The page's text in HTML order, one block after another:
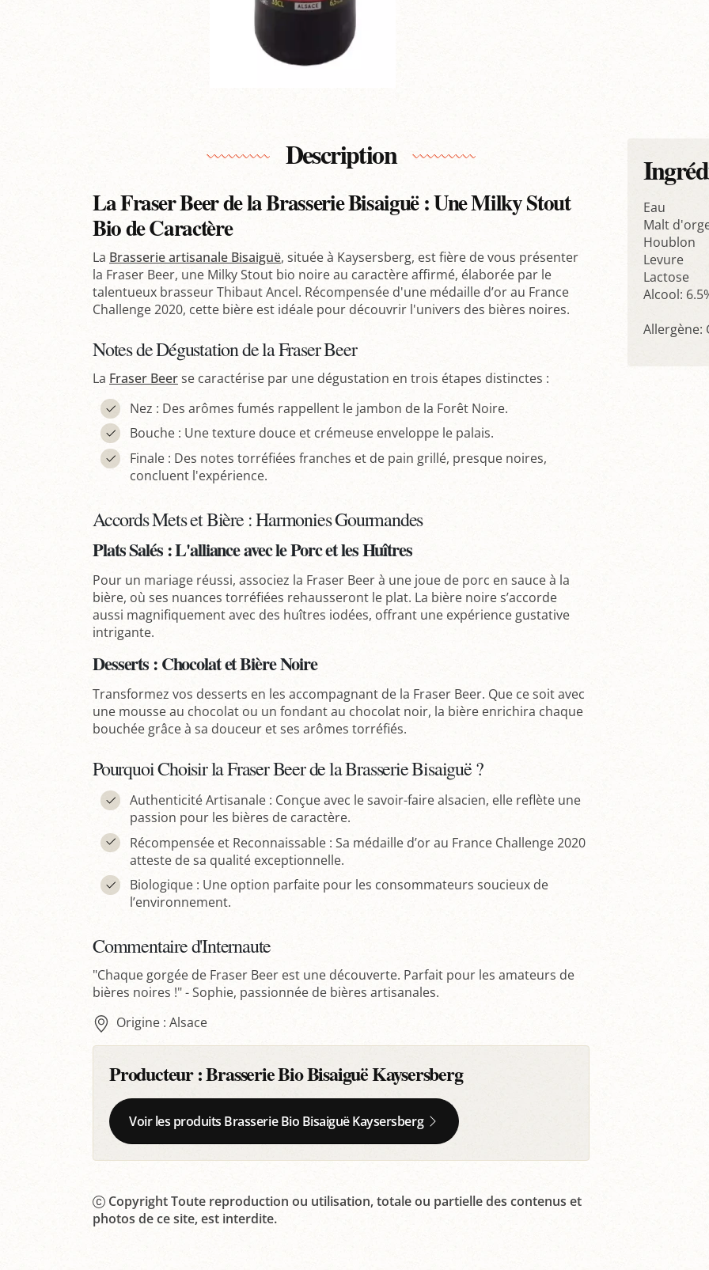
Description
La Fraser Beer de la Brasserie Bisaiguë : Une Milky Stout
Bio de Caractère
La Brasserie artisanale Bisaiguë, située à Kaysersberg, est fière de vous présenter
la Fraser Beer, une Milky Stout bio noire au caractère affirmé, élaborée par le
talentueux brasseur Thibaut Ancel. Récompensée d'une médaille d’or au France
Challenge 2020, cette bière est idéale pour découvrir l'univers des bières noires.
Notes de Dégustation de la Fraser Beer
La Fraser Beerse caractérise par une dégustation en trois étapes distinctes :
Nez : Des arômes fumés rappellent le jambon de la Forêt Noire.
Bouche : Une texture douce et crémeuse enveloppe le palais.
Finale : Des notes torréfiées franches et de pain grillé, presque noires,
concluent l'expérience.
Accords Mets et Bière : Harmonies Gourmandes
Plats Salés : L'alliance avec le Porc et les Huîtres
Pour un mariage réussi, associez la Fraser Beer à une joue de porc en sauce à la
bière, où ses nuances torréfiées rehausseront le plat. La bière noire s’accorde
aussi magnifiquement avec des huîtres iodées, offrant une expérience gustative
intrigante.
Desserts : Chocolat et Bière Noire
Transformez vos desserts en les accompagnant de la Fraser Beer. Que ce soit avec
une mousse au chocolat ou un fondant au chocolat noir, la bière enrichira chaque
bouchée grâce à sa douceur et ses arômes torréfiés.
Pourquoi Choisir la Fraser Beer de la Brasserie Bisaiguë ?
Authenticité Artisanale : Conçue avec le savoir-faire alsacien, elle reflète une
passion pour les bières de caractère.
Récompensée et Reconnaissable : Sa médaille d’or au France Challenge 2020
atteste de sa qualité exceptionnelle.
Biologique : Une option parfaite pour les consommateurs soucieux de
l’environnement.
Commentaire d'Internaute
"Chaque gorgée de Fraser Beer est une découverte. Parfait pour les amateurs de
bières noires !" - Sophie, passionnée de bières artisanales.
Origine : Alsace
Producteur :Brasserie Bio Bisaiguë Kaysersberg
Voir les produits Brasserie Bio Bisaiguë Kaysersberg
Copyright Toute reproduction ou utilisation, totale ou partielle des contenus et
photos de ce site, est interdite.
Eau
Malt
Houblon
Levure
Lactose
Alcool:
Allergène: